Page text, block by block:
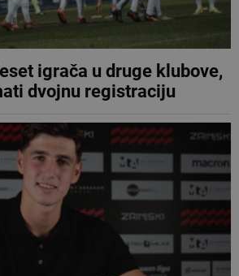
igrača u druge klubove,
dvojnu registraciju